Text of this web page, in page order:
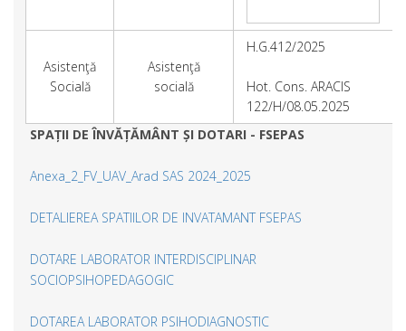
Asistenţă
Socială
Asistenţă
socială
H.G.412/2025
Hot. Cons. ARACIS
122/H/08.05.2025
SPAȚII DE ÎNVĂȚĂMÂNT ȘI DOTARI - FSEPAS
Anexa_2_FV_UAV_Arad SAS 2024_2025
DETALIEREA SPATIILOR DE INVATAMANT FSEPAS
DOTARE LABORATOR INTERDISCIPLINAR
SOCIOPSIHOPEDAGOGIC
DOTAREA LABORATOR PSIHODIAGNOSTIC